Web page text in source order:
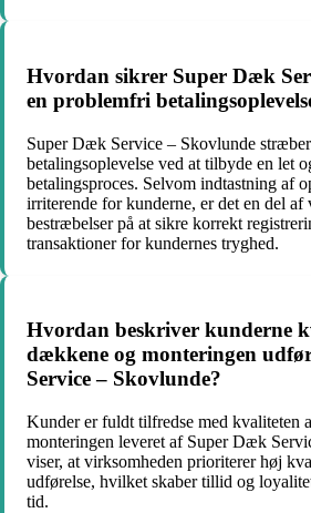
Hvordan sikrer Super Dæk
en problemfri
Super Dæk Service – Skovlunde
betalingsoplevelse ved at tilbyde en let
betalingsproces. Selvom indtastning af
irriterende for kunderne, er det en del af
bestræbelser på at sikre korrekt
transaktioner for kundernes tryghed.
Hvordan beskriver kunderne
dækkene og monteringen
Service – Skovlunde?
Kunder er fuldt tilfredse med kvaliteten
monteringen leveret af Super Dæk
viser, at virksomheden prioriterer høj
udførelse, hvilket skaber tillid og
tid.